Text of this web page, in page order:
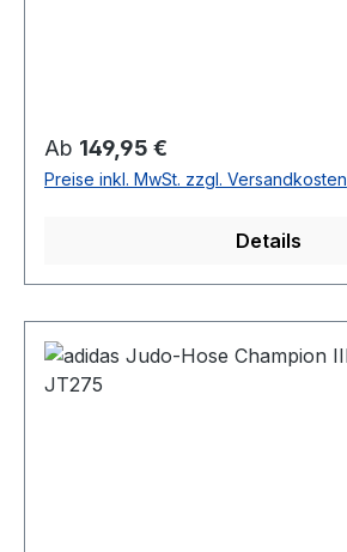
Regulärer Preis:
Ab 149,95 €
Preise inkl. MwSt. zzgl. Versandkosten
Details